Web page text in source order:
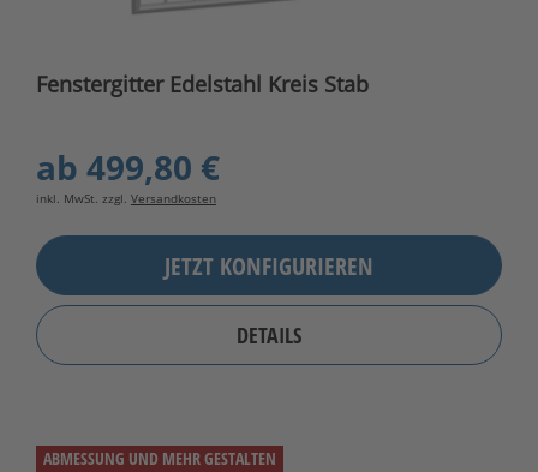
Fenstergitter Edelstahl Kreis Stab
ab 499,80 €
inkl. MwSt. zzgl. Versandkosten
JETZT KONFIGURIEREN
DETAILS
ABMESSUNG UND MEHR GESTALTEN